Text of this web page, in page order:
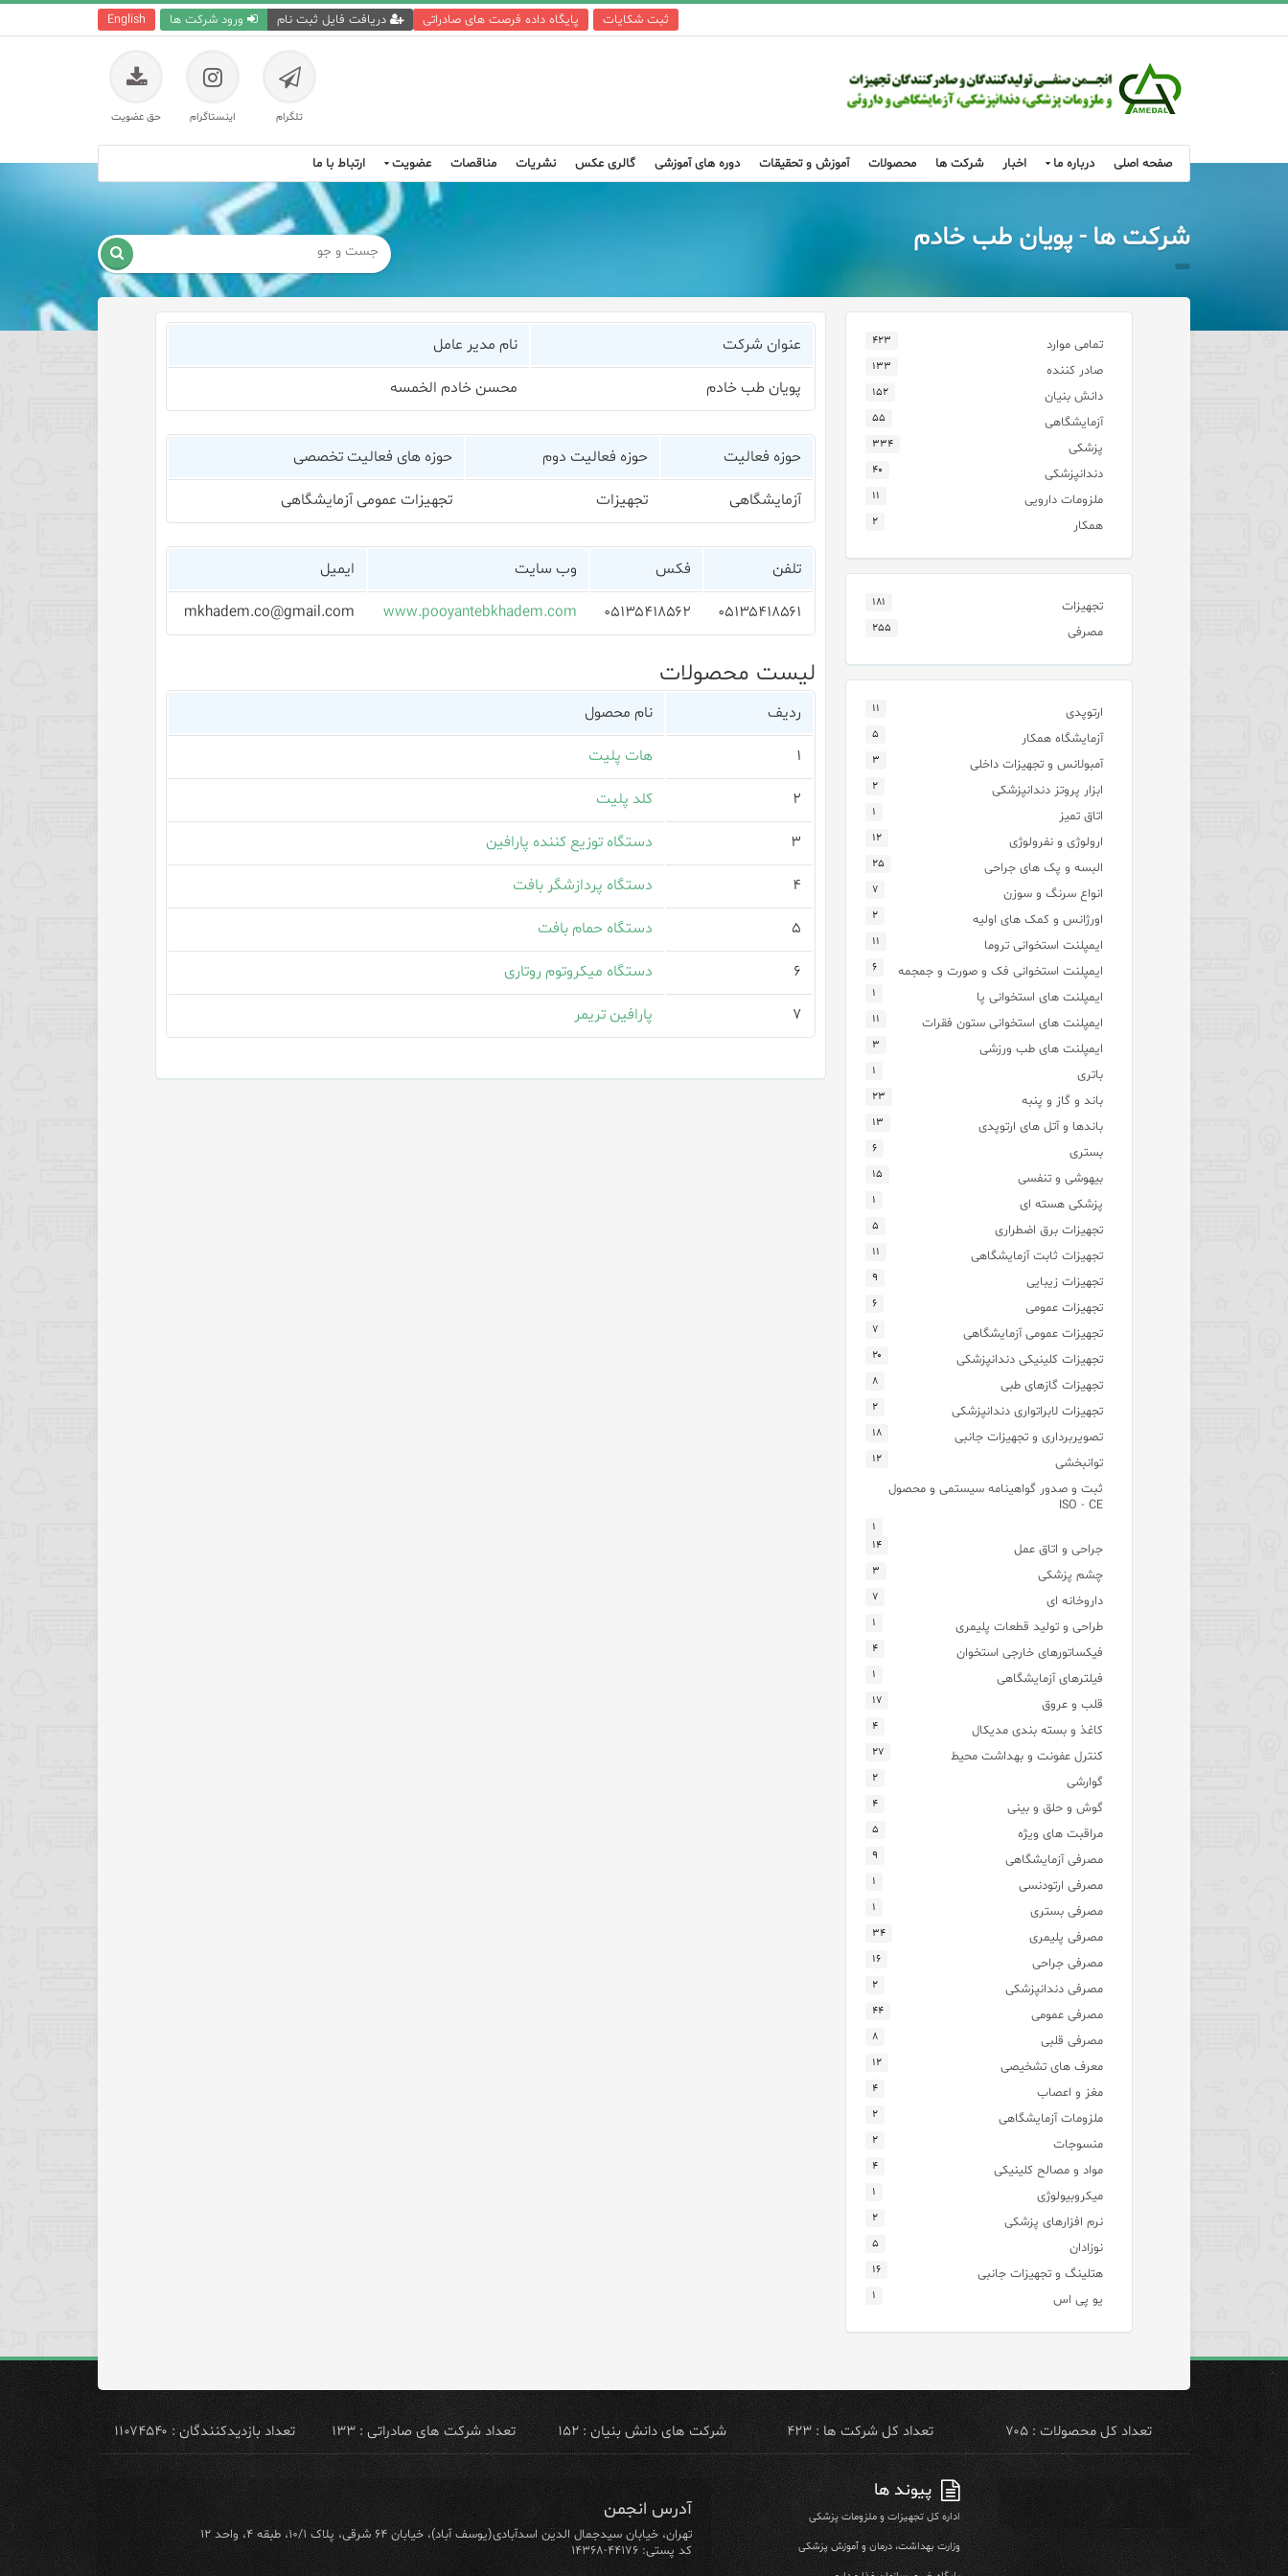
English ورود شرکت ها دریافت فایل ثبت نام پایگاه داده فرصت های صادراتی ثبت شکایات
تلگرام اینستاگرام حق عضویت
صفحه اصلی درباره ما اخبار شرکت ها محصولات آموزش و تحقیقات دوره های آموزشی گالری عکس نشریات مناقصات عضویت ارتباط با ما
شرکت ها - پویان طب خادم 
عنوان شرکت نام مدیر عامل
پویان طب خادم محسن خادم الخمسه
حوزه فعالیت حوزه فعالیت دوم حوزه های فعالیت تخصصی
آزمایشگاهی تجهیزات تجهیزات عمومی آزمایشگاهی
تلفن فکس وب سایت ایمیل
۰۵۱۳۵۴۱۸۵۶۱ ۰۵۱۳۵۴۱۸۵۶۲ www.pooyantebkhadem.com
mkhadem.co@gmail.com
لیست محصولات
ردیف نام محصول
۱ هات پلیت
۲ کلد پلیت
۳ دستگاه توزیع کننده پارافین
۴ دستگاه پردازشگر بافت
۵ دستگاه حمام بافت
۶ دستگاه میکروتوم روتاری
۷ پارافین تریمر
تمامی موارد ۴۲۳
صادر کننده ۱۳۳
دانش بنیان ۱۵۲
آزمایشگاهی ۵۵
پزشکی ۳۳۴
دندانپزشکی ۴۰
ملزومات دارویی ۱۱
همکار ۲
تجهیزات ۱۸۱
مصرفی ۲۵۵
ارتوپدی ۱۱
آزمایشگاه همکار ۵
آمبولانس و تجهیزات داخلی ۳
ابزار پروتز دندانپزشکی ۲
اتاق تمیز ۱
ارولوژی و نفرولوژی ۱۲
البسه و پک های جراحی ۲۵
انواع سرنگ و سوزن ۷
اورژانس و کمک های اولیه ۲
ایمپلنت استخوانی تروما ۱۱
ایمپلنت استخوانی فک و صورت و جمجمه ۶
ایمپلنت های استخوانی پا ۱
ایمپلنت های استخوانی ستون فقرات ۱۱
ایمپلنت های طب ورزشی ۳
باتری ۱
باند و گاز و پنبه ۲۳
باندها و آتل های ارتوپدی ۱۳
بستری ۶
بیهوشی و تنفسی ۱۵
پزشکی هسته ای ۱
تجهیزات برق اضطراری ۵
تجهیزات ثابت آزمایشگاهی ۱۱
تجهیزات زیبایی ۹
تجهیزات عمومی ۶
تجهیزات عمومی آزمایشگاهی ۷
تجهیزات کلینیکی دندانپزشکی ۲۰
تجهیزات گازهای طبی ۸
تجهیزات لابراتواری دندانپزشکی ۲
تصویربرداری و تجهیزات جانبی ۱۸
توانبخشی ۱۲
ثبت و صدور گواهینامه سیستمی و محصول
ISO - CE
۱
جراحی و اتاق عمل ۱۴
چشم پزشکی ۳
داروخانه ای ۷
طراحی و تولید قطعات پلیمری ۱
فیکساتورهای خارجی استخوان ۴
فیلترهای آزمایشگاهی ۱
قلب و عروق ۱۷
کاغذ و بسته بندی مدیکال ۴
کنترل عفونت و بهداشت محیط ۲۷
گوارشی ۲
گوش و حلق و بینی ۴
مراقبت های ویژه ۵
مصرفی آزمایشگاهی ۹
مصرفی ارتودنسی ۱
مصرفی بستری ۱
مصرفی پلیمری ۳۴
مصرفی جراحی ۱۶
مصرفی دندانپزشکی ۲
مصرفی عمومی ۴۴
مصرفی قلبی ۸
معرف های تشخیصی ۱۲
مغز و اعصاب ۴
ملزومات آزمایشگاهی ۲
منسوجات ۲
مواد و مصالح کلینیکی ۴
میکروبیولوژی ۱
نرم افزارهای پزشکی ۲
نوزادان ۵
هتلینگ و تجهیزات جانبی ۱۶
یو پی اس ۱
تعداد کل محصولات : ۷۰۵ تعداد کل شرکت ها : ۴۲۳ شرکت های دانش بنیان : ۱۵۲ تعداد شرکت های صادراتی : ۱۳۳ تعداد بازدیدکنندگان : ۱۱۰۷۴۵۴۰
پیوند ها
اداره کل تجهیزات و ملزومات پزشکی
وزارت بهداشت، درمان و آموزش پزشکی
آدرس انجمن
تهران، خیابان سیدجمال الدین اسدآبادی(یوسف آباد)، خیابان ۶۴ شرقی، پلاک ۱۰/۱، طبقه ۴، واحد ۱۲
کد پستی: ۴۴۱۷۶-۱۴۳۶۸